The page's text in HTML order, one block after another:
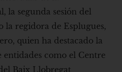
la segunda sesión del
la regidora de Esplugues,
quien ha destacado la
como el Centre
Baix Llobregat